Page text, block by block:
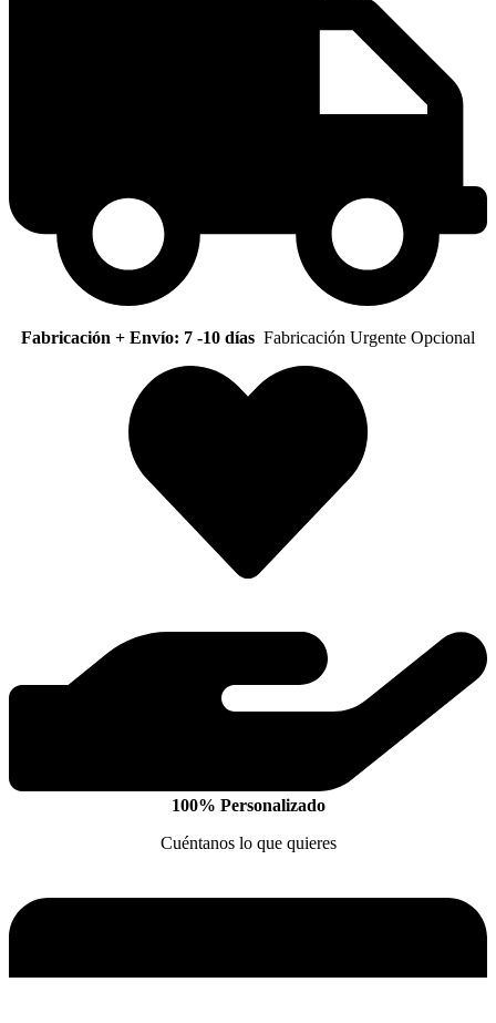
Fabricación + Envío: 7 -10 días Fabricación Urgente Opcional
100% Personalizado
Cuéntanos lo que quieres